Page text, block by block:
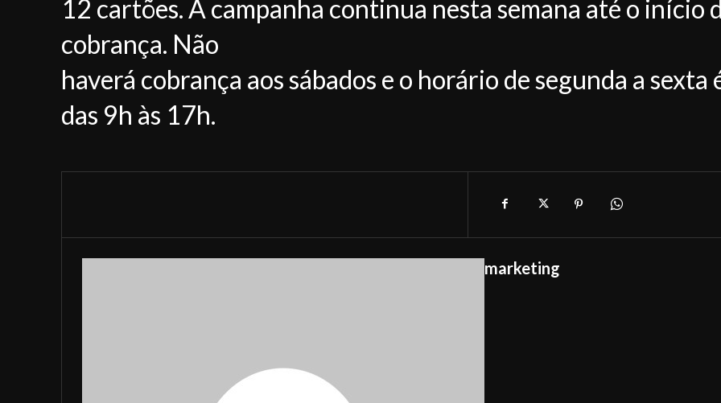
12 cartões. A campanha continua nesta semana até o início
cobrança. Não
haverá cobrança aos sábados e o horário de segunda a sexta
das 9h às 17h.
marketing